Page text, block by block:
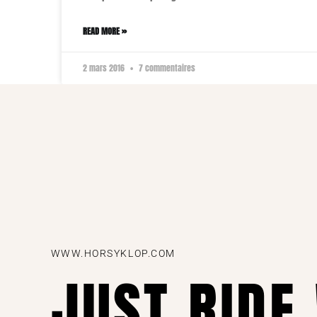
READ MORE »
2 mars 2016 7 commentaires
WWW.HORSYKLOP.COM